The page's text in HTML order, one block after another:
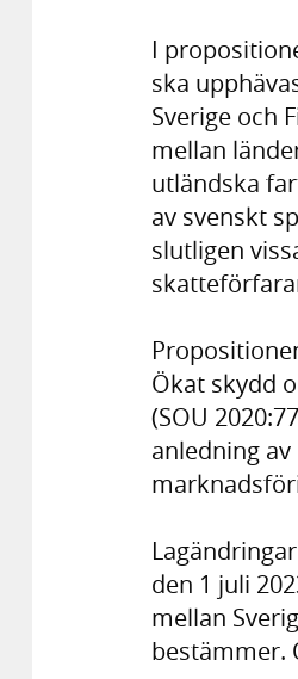
I
ska
Sverige och
mellan
utländska
av svenskt
slutligen
Ökat skydd
(SOU
anledning
den 1 juli
mellan
bestämmer.